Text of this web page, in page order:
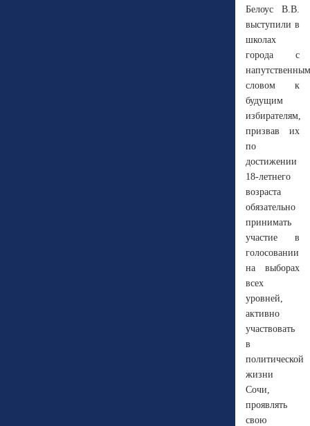
Белоус В.В.
выступили в
школах
города с
напутственным
словом к
будущим
избирателям,
призвав их
по
достижении
18-летнего
возраста
обязательно
принимать
участие в
голосовании
на выборах
всех
уровней,
активно
участвовать
в
политической
жизни
Сочи,
проявлять
свою